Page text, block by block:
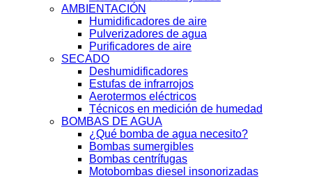
AMBIENTACIÓN
Humidificadores de aire
Pulverizadores de agua
Purificadores de aire
SECADO
Deshumidificadores
Estufas de infrarrojos
Aerotermos eléctricos
Técnicos en medición de humedad
BOMBAS DE AGUA
¿Qué bomba de agua necesito?
Bombas sumergibles
Bombas centrífugas
Motobombas diesel insonorizadas